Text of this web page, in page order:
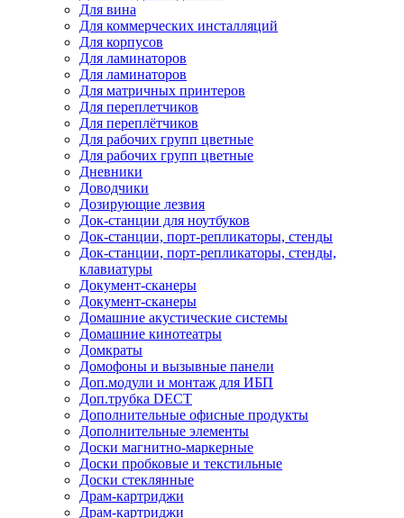
Для вина
Для коммерческих инсталляций
Для корпусов
Для ламинаторов
Для ламинаторов
Для матричных принтеров
Для переплетчиков
Для переплётчиков
Для рабочих групп цветные
Для рабочих групп цветные
Дневники
Доводчики
Дозирующие лезвия
Док-станции для ноутбуков
Док-станции, порт-репликаторы, стенды
Док-станции, порт-репликаторы, стенды,
клавиатуры
Документ-сканеры
Документ-сканеры
Домашние акустические системы
Домашние кинотеатры
Домкраты
Домофоны и вызывные панели
Доп.модули и монтаж для ИБП
Доп.трубка DECT
Дополнительные офисные продукты
Дополнительные элементы
Доски магнитно-маркерные
Доски пробковые и текстильные
Доски стеклянные
Драм-картриджи
Драм-картриджи